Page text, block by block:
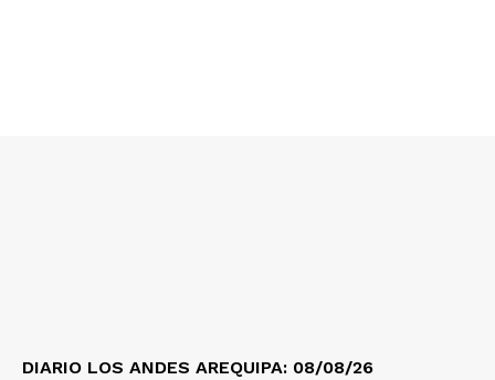
DIARIO LOS ANDES AREQUIPA: 08/08/26